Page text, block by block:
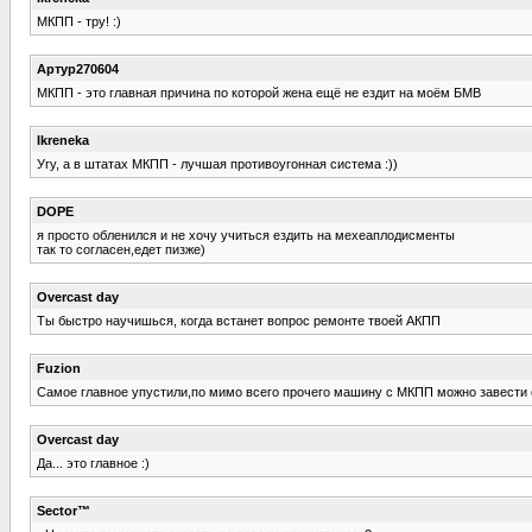
МКПП - тру! :)
Артур270604
МКПП - это главная причина по которой жена ещё не ездит на моём БМВ
Ikreneka
Угу, а в штатах МКПП - лучшая противоугонная система :))
DOPE
я просто обленился и не хочу учиться ездить на мехеаплодисменты
так то согласен,едет пизже)
Overcast day
Ты быстро научишься, когда встанет вопрос ремонте твоей АКПП
Fuzion
Самое главное упустили,по мимо всего прочего машину с МКПП можно завести
Overcast day
Да... это главное :)
Sector™